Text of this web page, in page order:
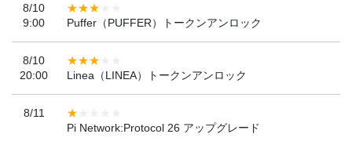
8/10
9:00
Puffer（PUFFER）トークンアンロック
8/10
20:00
Linea（LINEA）トークンアンロック
8/11
Pi Network:Protocol 26 アップグレード